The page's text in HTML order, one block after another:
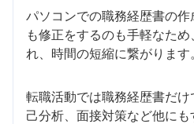
パソコンでの職務経歴書の
も修正をするのも手軽なた
れ、時間の短縮に繋がります
転職活動では職務経歴書だ
己分析、面接対策など他に